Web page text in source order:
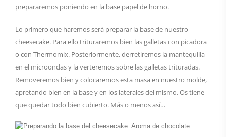
prepararemos poniendo en la base papel de horno.
Lo primero que haremos será preparar la base de nuestro
cheesecake. Para ello trituraremos bien las galletas con picadora
o con Thermomix. Posteriormente, derretiremos la mantequilla
en el microondas y la verteremos sobre las galletas trituradas.
Removeremos bien y colocaremos esta masa en nuestro molde,
apretando bien en la base y en los laterales del mismo. Os tiene
que quedar todo bien cubierto. Más o menos así…